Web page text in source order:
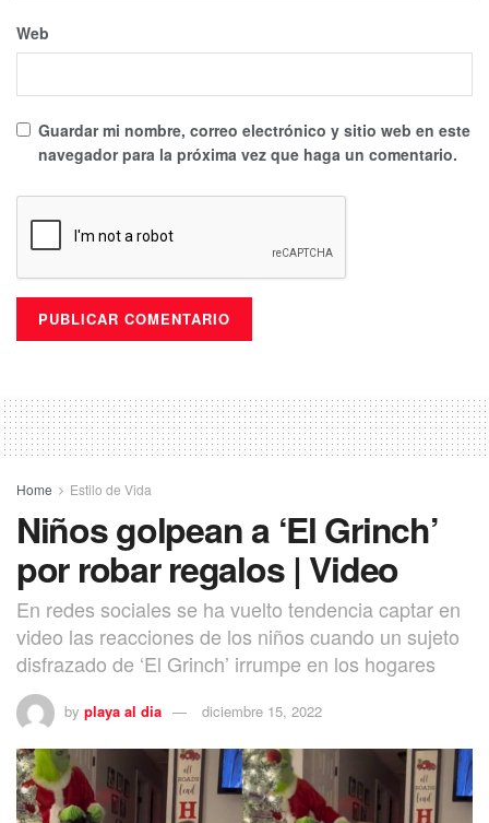
Web
Guardar mi nombre, correo electrónico y sitio web en este
navegador para la próxima vez que haga un comentario.
Home Estilo de Vida
Niños golpean a ‘El Grinch’
por robar regalos | Video
En redes sociales se ha vuelto tendencia captar en
video las reacciones de los niños cuando un sujeto
disfrazado de ‘El Grinch’ irrumpe en los hogares
by playa al dia diciembre 15, 2022